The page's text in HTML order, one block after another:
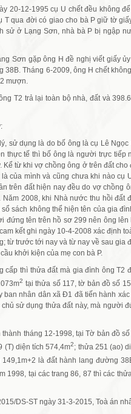
20-12-1995 cụ U chết đều không
T qua đời có giao cho bà P giữ tờ
sử ở Lạng Sơn, nhà bà P bị ngập
Sơn gặp ông H đề nghị viết giấy
38B. Tháng 6-2009, ông H chết
mượn.
T2 trả lại toàn bộ nhà, đất và
sử dụng là do bố ông là cụ Lê
thực tế thì bố ông là người trực tiếp
Kể từ khi vợ chồng ông ở trên đất
của mình và cũng chưa khi nào cụ
trên đất hiện nay đều do vợ chồng
Năm 2008, khi Nhà nước thu hồi
sách không thể hiện tên của gia
đứng tên trên hồ sơ 299 nên ông
kết ghi ngày 10-4-2008 xác định
từ trước tới nay và từ nay về sau gia
khởi kiện của mẹ con bà P.
cấp thì thửa đất mà gia đình ông T2
2 tại thửa số 117, tờ bản đồ số
ban nhân dân xã Đ1 đã tiến hành
sử dụng thửa đất này, mà người
tháng 12-1998, tại Tờ bản đồ
(T) diện tích 574,4m2; thửa 251 (ao)
là đất hành lang đường
1998, tại các trang 86, 87 thì các
DS-ST ngày 31-3-2015, Toà án